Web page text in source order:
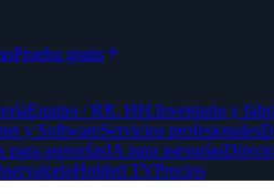
Prueba gratis
Equipo / RR. HH.Inventario y
y SoftwareServicios profesionales
para asesoríasIA para asesorías
Holded TVPrecios